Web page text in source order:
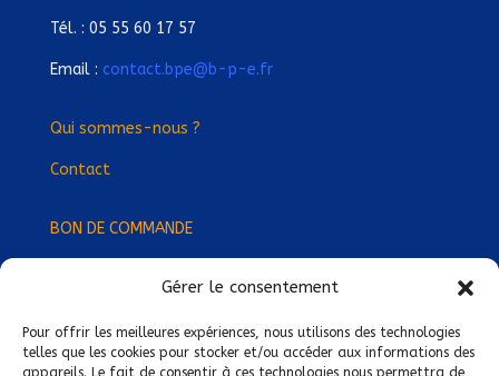
Gérer le consentement
Pour offrir les meilleures expériences, nous utilisons des technologies
telles que les cookies pour stocker et/ou accéder aux informations des
appareils. Le fait de consentir à ces technologies nous permettra de
Tél. : 05 55 60 17 57
Email : contact.bpe@b-p-e.fr
Qui sommes-nous ?
Contact
BON DE COMMANDE
Devenez Délégué·e Régional·e !
Trouvez-nous près de chez vous !